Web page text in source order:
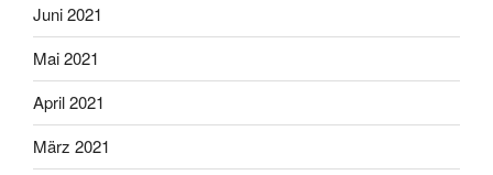
Juni 2021
Mai 2021
April 2021
März 2021